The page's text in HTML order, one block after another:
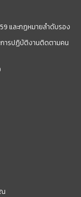
และกฏหมายลำดับรอง
ารปฏิบัติงานติดตามคน